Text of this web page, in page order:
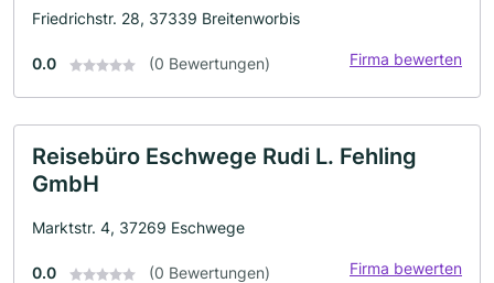
Friedrichstr. 28, 37339 Breitenworbis
0.0 (0 Bewertungen) Firma bewerten
Reisebüro Eschwege Rudi L. Fehling
GmbH
Marktstr. 4, 37269 Eschwege
0.0 (0 Bewertungen) Firma bewerten